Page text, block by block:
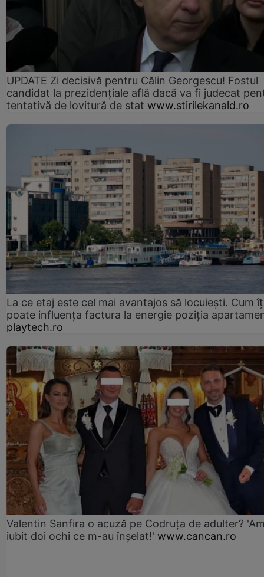
UPDATE Zi decisivă pentru Călin Georgescu! Fostul
candidat la prezidențiale află dacă va fi judecat
tentativă de lovitură de stat www.stirilekanald.ro
La ce etaj este cel mai avantajos să locuiești. Cum
poate influența factura la energie poziția
playtech.ro
Valentin Sanfira o acuză pe Codruța de adulter?
iubit doi ochi ce m-au înșelat!' www.cancan.ro